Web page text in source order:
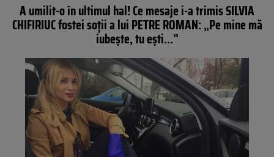
A umilit-o în ultimul hal! Ce mesaje i-a trimis SILVIA
CHIFIRIUC fostei soţii a lui PETRE ROMAN: „Pe mine mă
iubeşte, tu eşti…”